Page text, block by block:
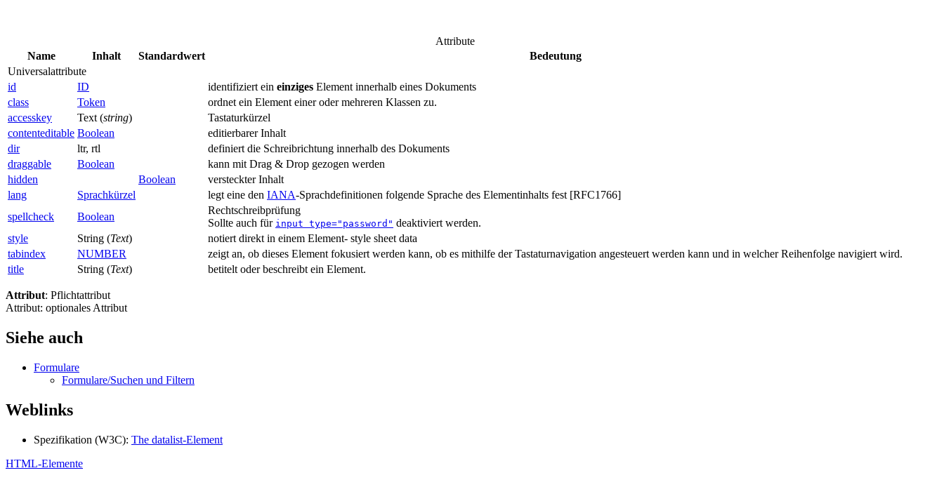
Attribute
Name
Inhalt Standardwert
Bedeutung
Universalattribute
id
ID identifiziert ein einziges Element innerhalb eines Dokuments
class
Token
ordnet ein Element einer oder mehreren Klassen zu.
accesskey
Text (string)
Tastaturkürzel
contenteditable Boolean
editierbarer Inhalt
dir
ltr, rtl
definiert die Schreibrichtung innerhalb des Dokuments
draggable
Boolean
kann mit Drag & Drop gezogen werden
hidden
Boolean
versteckter Inhalt
lang
Sprachkürzel legt eine den IANA-Sprachdefinitionen folgende Sprache des Elementinhalts fest [RFC1766]
spellcheck
Boolean
Rechtschreibprüfung
Sollte auch für input type="password" deaktiviert werden.
style
String (Text)
notiert direkt in einem Element- style sheet data
tabindex
NUMBER
zeigt an, ob dieses Element fokusiert werden kann, ob es mithilfe der Tastaturnavigation angesteuert werden kann und in welcher Reihenfolge navigiert wird.
title
String (Text) betitelt oder beschreibt ein Element.
Attribut: Pflichtattribut
Attribut: optionales Attribut
Siehe auch
Formulare
Formulare/Suchen und Filtern
Weblinks
Spezifikation (W3C): The datalist-Element
HTML-Elemente